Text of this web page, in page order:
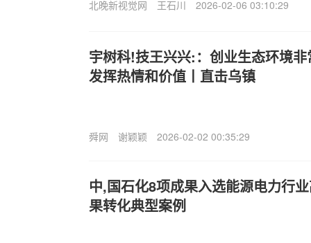
北晚新视觉网 王石川 2026-02-06 03:10:29
宇树科!技王兴兴:：创业生态环境
发挥热情和价值丨直击乌镇
舜网 谢颖颖 2026-02-02 00:35:29
中,国石化8项成果入选能源电力行
果转化典型案例